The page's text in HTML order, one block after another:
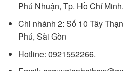
Phú Nhuận, Tp. Hồ Chí Minh.
Chi nhánh 2: Số 10 Tây
Phú, Sài Gòn
Hotline: 0921552266.